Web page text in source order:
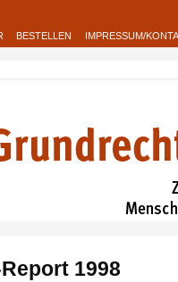
BESTELLEN IMPRESSUM/
1998